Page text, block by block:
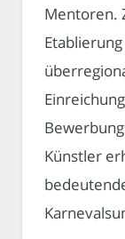
Mentoren.
Künstler